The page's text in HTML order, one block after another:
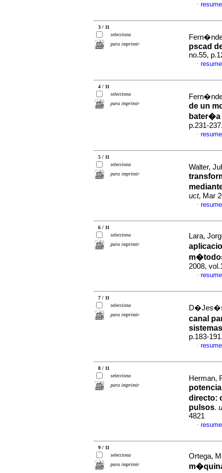
·
3 / 11
selecciona
para imprimir
pscad
no.55,
·
4 / 11
selecciona
para imprimir
de un
p.231-
·
5 / 11
selecciona
para imprimir
Walter,
uct, Mar
·
6 / 11
selecciona
para imprimir
Lara,
2008,
·
7 / 11
selecciona
para imprimir
canal
p.183-
·
8 / 11
selecciona
para imprimir
Herman,
directo:
pulsos.
4821
·
9 / 11
selecciona
para imprimir
Ortega,